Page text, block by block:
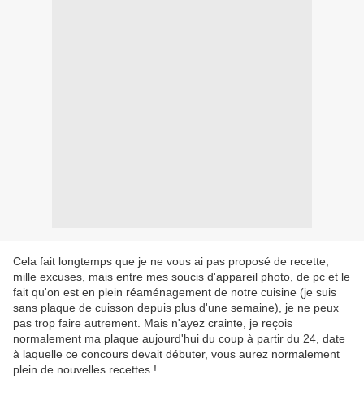
Cela fait longtemps que je ne vous ai pas proposé de recette,
mille excuses, mais entre mes soucis d'appareil photo, de pc et le
fait qu'on est en plein réaménagement de notre cuisine (je suis
sans plaque de cuisson depuis plus d'une semaine), je ne peux
pas trop faire autrement. Mais n'ayez crainte, je reçois
normalement ma plaque aujourd'hui du coup à partir du 24, date
à laquelle ce concours devait débuter, vous aurez normalement
plein de nouvelles recettes !